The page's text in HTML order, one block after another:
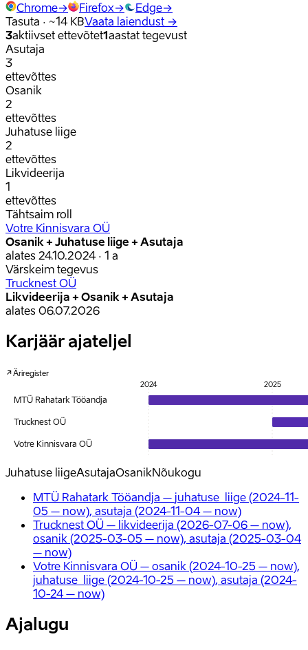
Chrome→ Firefox→ Edge→
Tasuta · ~14 KBVaata laiendust →
3aktiivset ettevõtet1aastat tegevust
Asutaja
3
ettevõttes
Osanik
2
ettevõttes
Juhatuse liige
2
ettevõttes
Likvideerija
1
ettevõttes
Tähtsaim roll
Votre Kinnisvara OÜ
Osanik + Juhatuse liige + Asutaja
alates 24.10.2024· 1 a
Värskeim tegevus
Trucknest OÜ
Likvideerija + Osanik + Asutaja
alates 06.07.2026
Karjäär ajateljel
Äriregister
2024 2025
MTÜ Rahatark Tööandja
Trucknest OÜ
Votre Kinnisvara OÜ
Juhatuse liigeAsutajaOsanikNõukogu
MTÜ Rahatark Tööandja – juhatuse_liige (2024-11-
05 – now), asutaja (2024-11-04 – now)
Trucknest OÜ – likvideerija (2026-07-06 – now),
osanik (2025-03-05 – now), asutaja (2025-03-04
– now)
Votre Kinnisvara OÜ – osanik (2024-10-25 – now),
juhatuse_liige (2024-10-25 – now), asutaja (2024-
10-24 – now)
Ajalugu